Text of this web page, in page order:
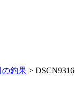
釣果 > DSCN9316